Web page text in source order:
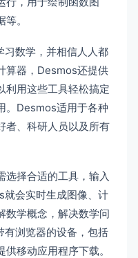
。
数学，并相信人人都
算器，Desmos还提供
利用这些工具轻松搞定
。Desmos适用于各种
者、科研人员以及所有
选择合适的工具，输入
会实时生成图像、计
数学概念，解决数学问
浏览器的设备，包括
移动应用程序下载。